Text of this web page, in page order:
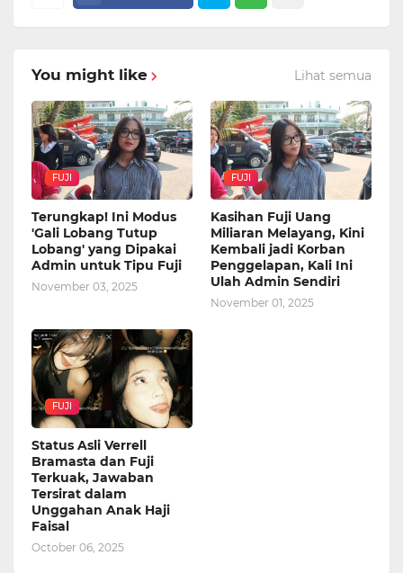
You might like Lihat semua
FUJI
Terungkap! Ini Modus
'Gali Lobang Tutup
Lobang' yang Dipakai
Admin untuk Tipu Fuji
November 03, 2025
FUJI
Kasihan Fuji Uang
Miliaran Melayang, Kini
Kembali jadi Korban
Penggelapan, Kali Ini
Ulah Admin Sendiri
November 01, 2025
FUJI
Status Asli Verrell
Bramasta dan Fuji
Terkuak, Jawaban
Tersirat dalam
Unggahan Anak Haji
Faisal
October 06, 2025